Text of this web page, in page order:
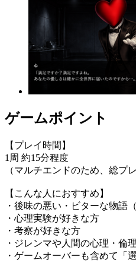
ゲームポイント
【プレイ時間】
1周 約15分程度
（マルチエンドのため、総プ
【こんな人におすすめ】
・後味の悪い・ビターな物語
・心理実験が好きな方
・考察が好きな方
・ジレンマや人間の心理・倫
・ゲームオーバーも含めて「